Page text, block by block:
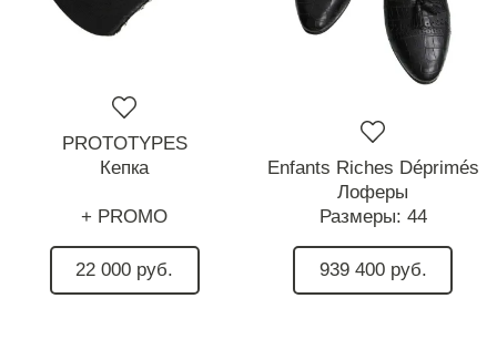
PROTOTYPES
Кепка
+ PROMO
22 000 руб.
Enfants Riches Déprimés
Лоферы
Размеры: 44
939 400 руб.